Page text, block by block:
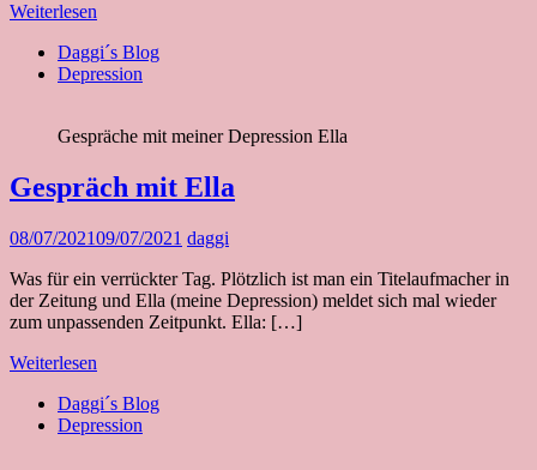
Weiterlesen
Daggi´s Blog
Depression
Gespräche mit meiner Depression Ella
Gespräch mit Ella
08/07/202109/07/2021 daggi
Was für ein verrückter Tag. Plötzlich ist man ein Titelaufmacher in
der Zeitung und Ella (meine Depression) meldet sich mal wieder
zum unpassenden Zeitpunkt. Ella: […]
Weiterlesen
Daggi´s Blog
Depression